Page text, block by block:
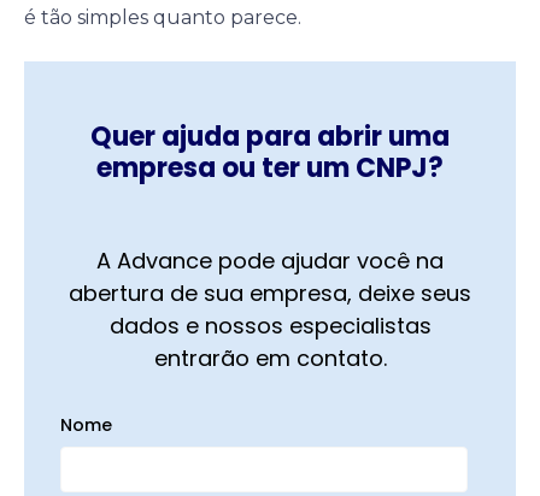
é tão simples quanto parece.
Quer ajuda para abrir uma
empresa ou ter um CNPJ?
A Advance pode ajudar você na
abertura de sua empresa, deixe seus
dados e nossos especialistas
entrarão em contato.
Nome